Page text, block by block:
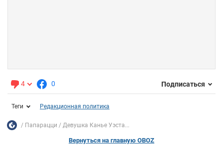
4 0 Подписаться
Теги Редакционная политика
Папарацци Девушка Канье Уэста...
Вернуться на главную OBOZ